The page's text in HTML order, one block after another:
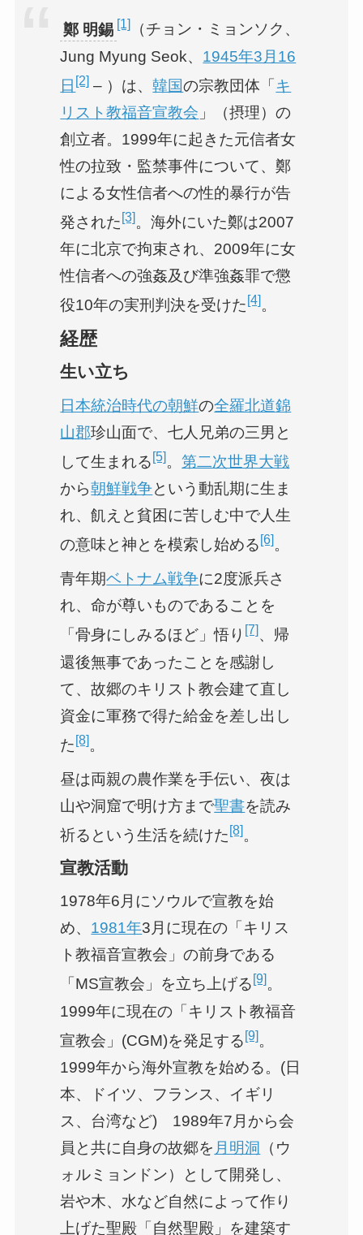
鄭 明錫 [1]
（チョン・ミョンソク、
Jung Myung Seok、 1945年3月16
日 [2] – ）は、韓国の宗教団体「 キ
リスト教福音宣教会 」（摂理）の
創立者。1999年に起きた元信者女
性の拉致・監禁事件について、鄭
による女性信者への性的暴行が告
発された [3] 。海外にいた鄭は2007
年に北京で拘束され、2009年に女
性信者への強姦及び準強姦罪で懲
役10年の実刑判決を受けた [4] 。
経歴
生い立ち
日本統治時代の朝鮮の全羅北道錦
山郡珍山面で、七人兄弟の三男と
して生まれる [5] 。第二次世界大戦
から朝鮮戦争という動乱期に生ま
れ、飢えと貧困に苦しむ中で人生
の意味と神とを模索し始める [6] 。
青年期ベトナム戦争に2度派兵さ
れ、命が尊いものであることを
「骨身にしみるほど」悟り [7] 、帰
還後無事であったことを感謝し
て、故郷のキリスト教会建て直し
資金に軍務で得た給金を差し出し
た [8] 。
昼は両親の農作業を手伝い、夜は
山や洞窟で明け方まで聖書を読み
祈るという生活を続けた [8] 。
宣教活動
1978年6月にソウルで宣教を始
め、 1981年3月に現在の「キリス
ト教福音宣教会」の前身である
「MS宣教会」を立ち上げる [9] 。
1999年に現在の「キリスト教福音
宣教会」(CGM)を発足する [9] 。
1999年から海外宣教を始める。(日
本、ドイツ、フランス、イギリ
ス、台湾など) 1989年7月から会
員と共に自身の故郷を 月明洞
（ウ
ォルミョンドン）として開発し、
岩や木、水など自然によって作り
上げた聖殿「自然聖殿」を建築す